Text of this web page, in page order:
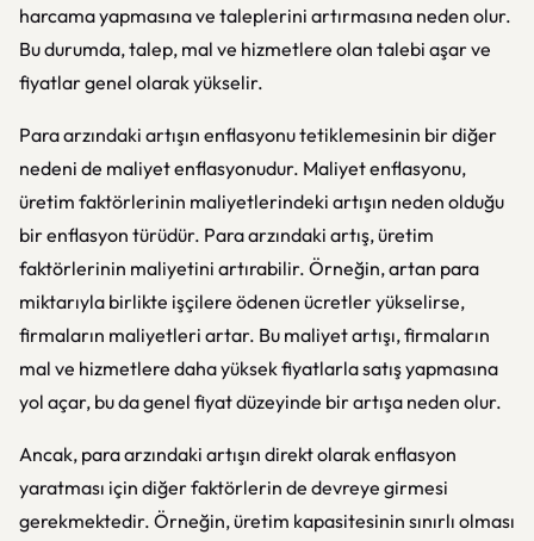
harcama yapmasına ve taleplerini artırmasına neden olur.
Bu durumda, talep, mal ve hizmetlere olan talebi aşar ve
fiyatlar genel olarak yükselir.
Para arzındaki artışın enflasyonu tetiklemesinin bir diğer
nedeni de maliyet enflasyonudur. Maliyet enflasyonu,
üretim faktörlerinin maliyetlerindeki artışın neden olduğu
bir enflasyon türüdür. Para arzındaki artış, üretim
faktörlerinin maliyetini artırabilir. Örneğin, artan para
miktarıyla birlikte işçilere ödenen ücretler yükselirse,
firmaların maliyetleri artar. Bu maliyet artışı, firmaların
mal ve hizmetlere daha yüksek fiyatlarla satış yapmasına
yol açar, bu da genel fiyat düzeyinde bir artışa neden olur.
Ancak, para arzındaki artışın direkt olarak enflasyon
yaratması için diğer faktörlerin de devreye girmesi
gerekmektedir. Örneğin, üretim kapasitesinin sınırlı olması